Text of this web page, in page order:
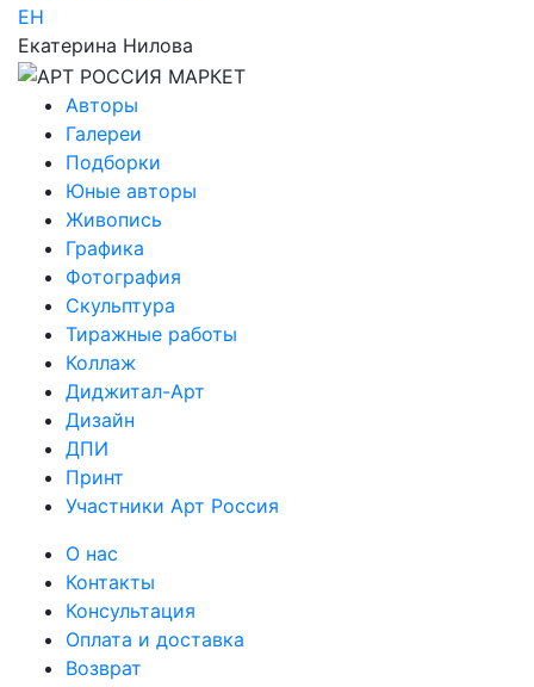
ЕН
Екатерина Нилова
Авторы
Галереи
Подборки
Юные авторы
Живопись
Графика
Фотография
Скульптура
Тиражные работы
Коллаж
Диджитал-Арт
Дизайн
ДПИ
Принт
Участники Арт Россия
О нас
Контакты
Консультация
Оплата и доставка
Возврат